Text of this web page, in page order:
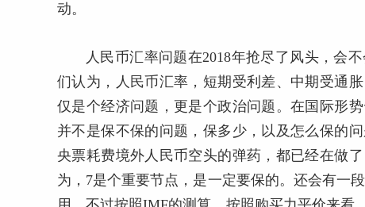
动。
人民币汇率问题在2018年抢尽了风头，会
们认为，人民币汇率，短期受利差、中期受通
仅是个经济问题，更是个政治问题。在国际形
并不是保不保的问题，保多少，以及怎么保的
央票耗费境外人民币空头的弹药，都已经在做
为，7是个重要节点，是一定要保的。还会有一